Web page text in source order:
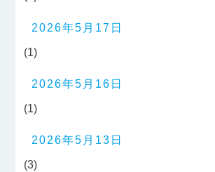
2026年5月17日
(1)
2026年5月16日
(1)
2026年5月13日
(3)